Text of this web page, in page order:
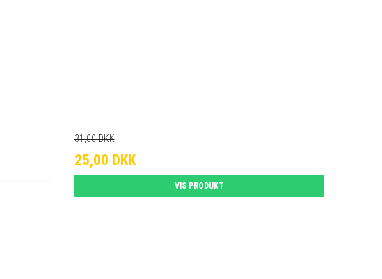
31,00 DKK
25,00 DKK
VIS PRODUKT